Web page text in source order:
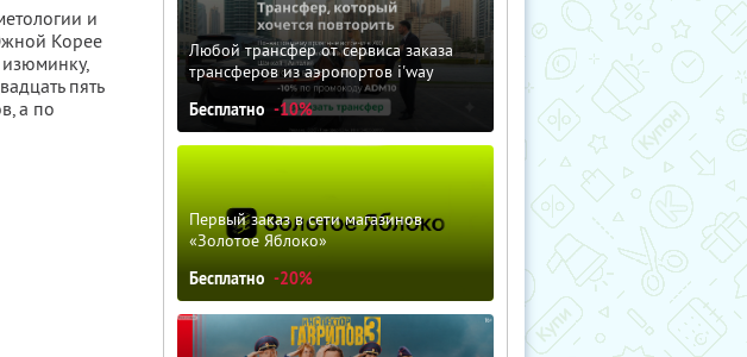
и
Корее
пять
а по
Любой трансфер от сервиса заказа
трансферов из аэропортов i'way
Бесплатно -10%
Первый заказ в сети магазинов
«Золотое Яблоко»
Бесплатно -20%